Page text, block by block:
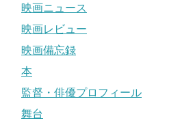
映画ニュース
映画レビュー
映画備忘録
本
監督・俳優プロフィール
舞台